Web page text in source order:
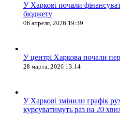
У Харкові почали
бюджету
06 апреля, 2026 19:39
У центрі Харкова почали
28 марта, 2026 13:14
У Харкові змінили графік
курсуватимуть раз на 20